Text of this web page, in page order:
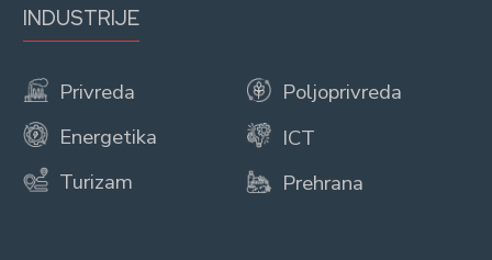
INDUSTRIJE
Privreda
Energetika
Turizam
Poljoprivreda
ICT
Prehrana